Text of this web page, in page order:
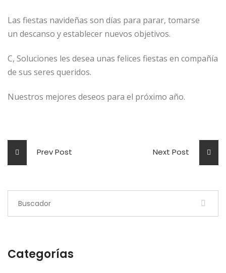
Las fiestas navideñas son días para parar, tomarse
un descanso y establecer nuevos objetivos.
C, Soluciones les desea unas felices fiestas en compañía
de sus seres queridos.
Nuestros mejores deseos para el próximo año.
Prev Post Next Post
Categorías